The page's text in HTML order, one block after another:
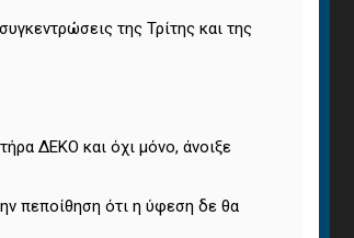
της Τρίτης και της
ΔΕΚΟ και όχι μόνο, άνοιξε
πεποίθηση ότι η ύφεση δε θα